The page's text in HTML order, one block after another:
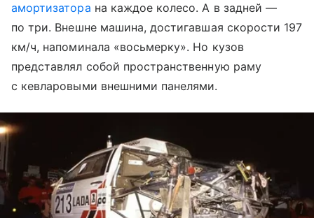
амортизатора на каждое колесо. А в задней —
по три. Внешне машина, достигавшая скорости 197
км/ч, напоминала «восьмерку». Но кузов
представлял собой пространственную раму
с кевларовыми внешними панелями.